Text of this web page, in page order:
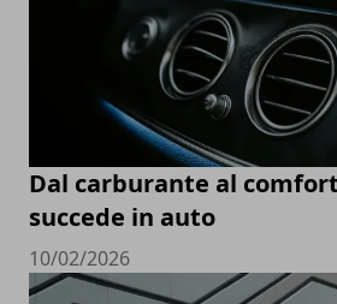
Dal carburante al
succede in auto
10/02/2026